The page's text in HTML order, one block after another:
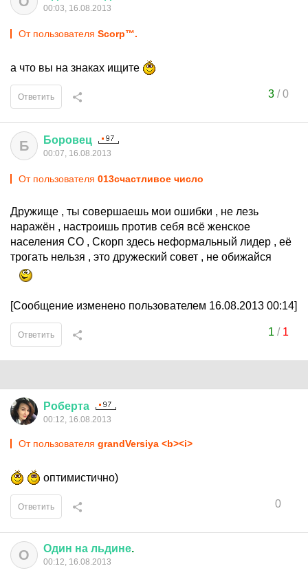
00:03, 16.08.2013
От пользователя Scorp™.
а что вы на знаках ищите
3/0
Ответить
Б Боровец
00:07, 16.08.2013
От пользователя 013счастливое число
Дружище , ты совершаешь мои ошибки , не лезь
наражён , настроишь против себя всё женское
населения СО , Скорп здесь неформальный лидер , её
трогать нельзя , это дружеский совет , не обижайся
[Сообщение изменено пользователем 16.08.2013 00:14]
1 / 1
Ответить
Роберта
00:12, 16.08.2013
От пользователя grandVersiya <b><i>
оптимистично)
0
Ответить
О Один на льдине.
00:12, 16.08.2013